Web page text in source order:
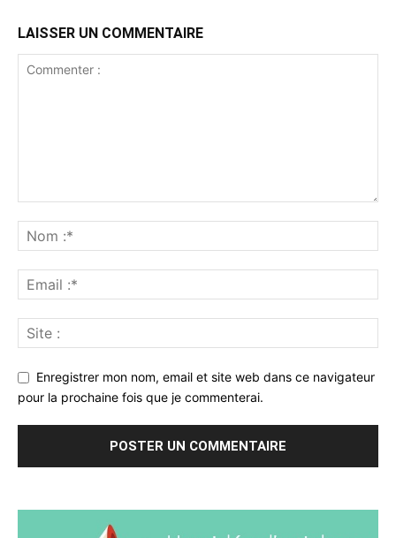
LAISSER UN COMMENTAIRE
Enregistrer mon nom, email et site web dans ce navigateur
pour la prochaine fois que je commenterai.